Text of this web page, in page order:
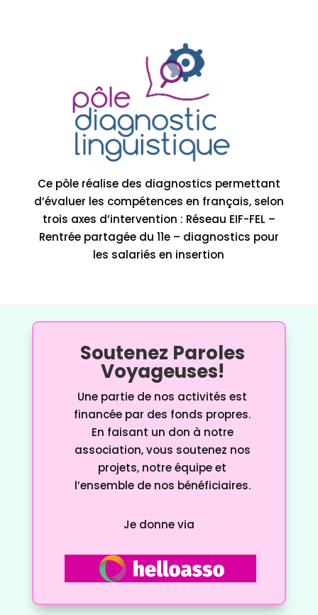
Pôle diagnostic linguistique
Ce pôle réalise des diagnostics permettant
d’évaluer les compétences en français, selon
trois axes d’intervention : Réseau EIF-FEL –
Rentrée partagée du 11e – diagnostics pour
les salariés en insertion
Soutenez Paroles
Voyageuses!
Une partie de nos activités est
financée par des fonds propres.
En faisant un don à notre
association, vous soutenez nos
projets, notre équipe et
l’ensemble de nos bénéficiaires.
Je donne via